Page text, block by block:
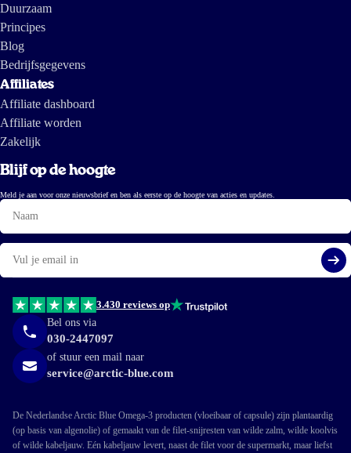
Duurzaam
Principes
Blog
Bedrijfsgegevens
Affiliates
Affiliate dashboard
Affiliate worden
Zakelijk
Blijf op de hoogte
Meld je aan voor onze nieuwsbrief en ben als eerste op de hoogte van acties en updates.
Naam
E-
mail
3.430 reviews op
Bel ons via
030-2447097
of stuur een mail naar
service@arctic-blue.com
De Nederlandse Arctic Blue Omega-3 producten (vloeibaar of capsule) zijn plantaardig
(op basis van algenolie) of gemaakt van de filet-snijresten van wilde zalm, wilde koolvis
of wilde kabeljauw. Eén kabeljauw levert, naast de filet voor de supermarkt, maar liefst